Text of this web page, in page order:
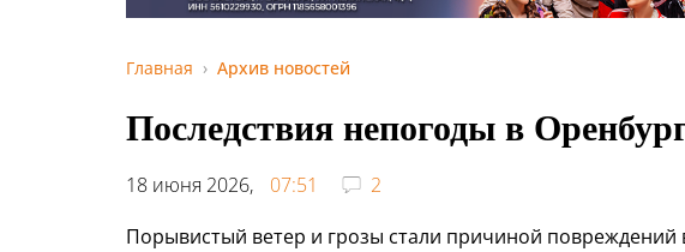
Главная Архив новостей
Последствия непогоды в
18 июня 2026, 07:51
2
Порывистый ветер и грозы стали причиной повреждений